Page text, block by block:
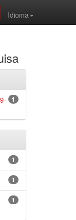
Idioma
1
1
1
1